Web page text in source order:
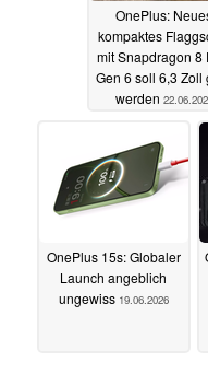
OnePlus:
kompaktes
mit Snapdragon 8
Gen 6 soll 6,3 Zoll
werden
OnePlus 15s: Globaler
Launch angeblich
ungewiss 19.06.2026